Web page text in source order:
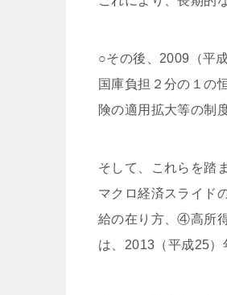
○その後、2009（平
国庫負担２分の１の
険の適用拡大等の制
そして、これらを踏
マクロ経済スライド
給の在り方、④高所
は、2013（平成25）